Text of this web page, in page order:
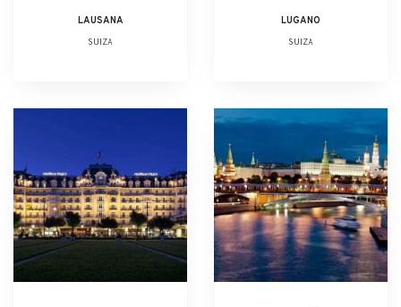
LAUSANA
SUIZA
LUGANO
SUIZA